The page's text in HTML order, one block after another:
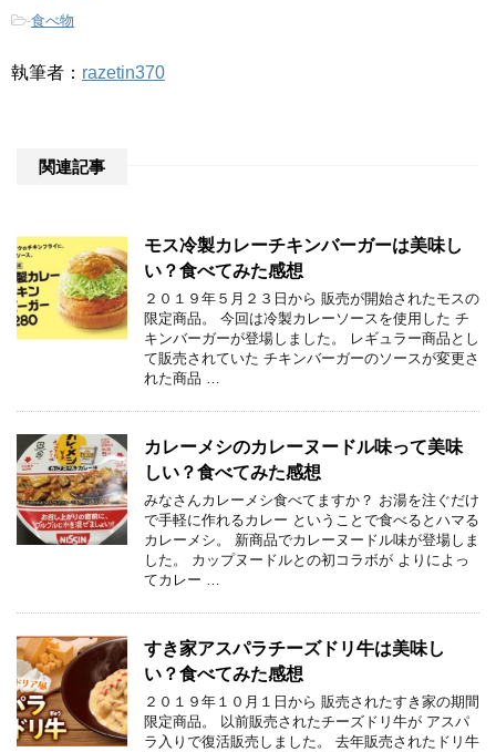
-食べ物
執筆者： razetin370
関連記事
モス冷製カレーチキンバーガーは美味し
い？食べてみた感想
２０１９年５月２３日から 販売が開始されたモスの
限定商品。 今回は冷製カレーソースを使用した チ
キンバーガーが登場しました。 レギュラー商品とし
て販売されていた チキンバーガーのソースが変更さ
れた商品 …
カレーメシのカレーヌードル味って美味
しい？食べてみた感想
みなさんカレーメシ食べてますか？ お湯を注ぐだけ
で手軽に作れるカレー ということで食べるとハマる
カレーメシ。 新商品でカレーヌードル味が登場しま
した。 カップヌードルとの初コラボが よりによっ
てカレー …
すき家アスパラチーズドリ牛は美味し
い？食べてみた感想
２０１９年１０月１日から 販売されたすき家の期間
限定商品。 以前販売されたチーズドリ牛が アスパ
ラ入りで復活販売しました。 去年販売されたドリ牛